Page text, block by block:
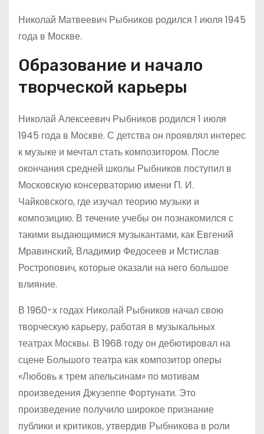
Николай Матвеевич Рыбников родился 1 июля 1945
года в Москве.
Образование и начало
творческой карьеры
Николай Алексеевич Рыбников родился 1 июля
1945 года в Москве. С детства он проявлял интерес
к музыке и мечтал стать композитором. После
окончания средней школы Рыбников поступил в
Московскую консерваторию имени П. И.
Чайковского, где изучал теорию музыки и
композицию. В течение учебы он познакомился с
такими выдающимися музыкантами, как Евгений
Мравинский, Владимир Федосеев и Мстислав
Ростропович, которые оказали на него большое
влияние.
В 1960-х годах Николай Рыбников начал свою
творческую карьеру, работая в музыкальных
театрах Москвы. В 1968 году он дебютировал на
сцене Большого театра как композитор оперы
«Любовь к трем апельсинам» по мотивам
произведения Джузеппе Фортунати. Это
произведение получило широкое признание
публики и критиков, утвердив Рыбникова в роли